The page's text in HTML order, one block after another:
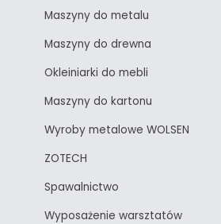
Maszyny do metalu
Maszyny do drewna
Okleiniarki do mebli
Maszyny do kartonu
Wyroby metalowe WOLSEN
ZOTECH
Spawalnictwo
Wyposażenie warsztatów